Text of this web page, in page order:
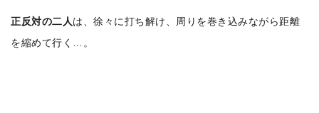
正反対の二人は、徐々に打ち解け、周りを巻き込みながら距離
を縮めて行く…。